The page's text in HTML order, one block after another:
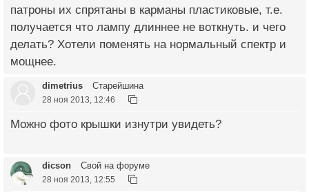
патроны их спрятаны в карманы пластиковые, т.е.
получается что лампу длиннее не воткнуть. и чего
делать? Хотели поменять на нормальный спектр и
мощнее.
dimetrius Старейшина
28 ноя 2013, 12:46
Можно фото крышки изнутри увидеть?
dicson Свой на форуме
28 ноя 2013, 12:55